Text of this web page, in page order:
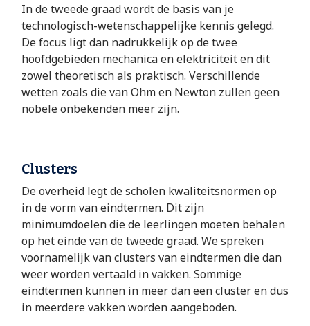
In de tweede graad wordt de basis van je
technologisch-wetenschappelijke kennis gelegd.
De focus ligt dan nadrukkelijk op de twee
hoofdgebieden mechanica en elektriciteit en dit
zowel theoretisch als praktisch. Verschillende
wetten zoals die van Ohm en Newton zullen geen
nobele onbekenden meer zijn.
Clusters
De overheid legt de scholen kwaliteitsnormen op
in de vorm van eindtermen. Dit zijn
minimumdoelen die de leerlingen moeten behalen
op het einde van de tweede graad. We spreken
voornamelijk van clusters van eindtermen die dan
weer worden vertaald in vakken. Sommige
eindtermen kunnen in meer dan een cluster en dus
in meerdere vakken worden aangeboden.